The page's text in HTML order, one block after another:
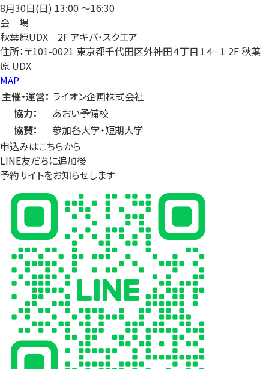
8月30日(日) 13:00 〜16:30
会 場
秋葉原UDX 2F アキバ・スクエア
住所：〒101-0021 東京都千代田区外神田４丁目１４−１ 2F 秋葉
原 UDX
MAP
主催・運営： ライオン企画株式会社
協力：
あおい予備校
協賛：
参加各大学・短期大学
申込みはこちらから
LINE友だちに追加後
予約サイトをお知らせします